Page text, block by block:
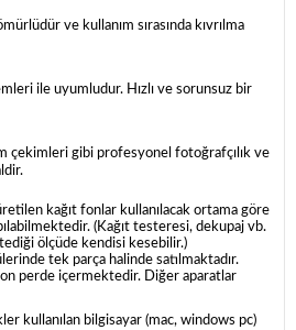
ve kullanım sırasında kıvrılma
ile uyumludur. Hızlı ve sorunsuz bir
çekimleri gibi profesyonel fotoğrafçılık ve
kağıt fonlar kullanılacak ortama göre
(Kağıt testeresi, dekupaj vb.
ölçüde kendisi kesebilir.)
tek parça halinde satılmaktadır.
perde içermektedir. Diğer aparatlar
kullanılan bilgisayar (mac, windows pc)